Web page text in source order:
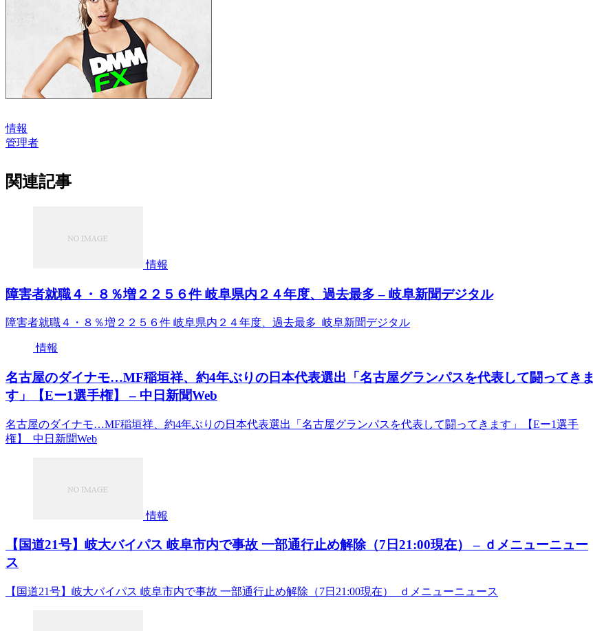
情報
管理者
関連記事
情報
障害者就職４・８％増２２５６件 岐阜県内２４年度、過去最多 – 岐阜新聞デジタル
障害者就職４・８％増２２５６件 岐阜県内２４年度、過去最多 岐阜新聞デジタル
情報
名古屋のダイナモ…MF稲垣祥、約4年ぶりの日本代表選出「名古屋グランパスを代表して闘ってきま
す」【Eー1選手権】 – 中日新聞Web
名古屋のダイナモ…MF稲垣祥、約4年ぶりの日本代表選出「名古屋グランパスを代表して闘ってきます」【Eー1選手
権】 中日新聞Web
情報
【国道21号】岐大バイパス 岐阜市内で事故 一部通行止め解除（7日21:00現在） – ｄメニューニュー
ス
【国道21号】岐大バイパス 岐阜市内で事故 一部通行止め解除（7日21:00現在） ｄメニューニュース